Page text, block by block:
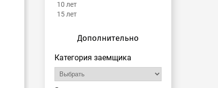
10 лет
15 лет
Дополнительно
Категория заемщика